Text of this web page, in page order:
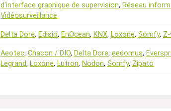
d’interface graphique de supervision, Réseau
Vidéosurveillance
Delta Dore, Edisio, EnOcean, KNX, Loxone, Somfy,
Aeotec, Chacon / DIO, Delta Dore, eedomus,
Legrand, Loxone, Lutron, Nodon, Somfy, Zipato